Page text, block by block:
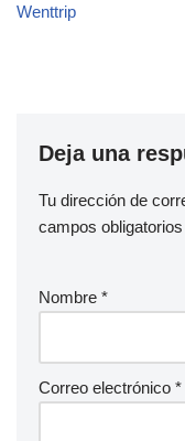
Wenttrip
Deja una
Tu dirección de
campos
Nombre *
Correo electrónico *